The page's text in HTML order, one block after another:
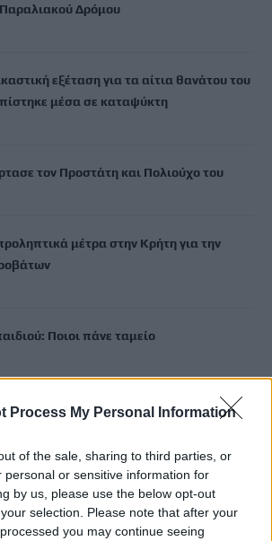
Process My Personal Information
of the sale, sharing to third parties, or
personal or sensitive information for
by us, please use the below opt-out
selection. Please note that after your
you may continue seeing
Δρόμου
εξέταση για τα αίτια θανάτου του
μέσα σε καταψύκτη
τον Προστάτη και Πολιούχο του
μέτρα στην Κρήτη για την
Ποιοι πάνε ταμείο
στις 7 Αυγούστου για τρίτεκνες και